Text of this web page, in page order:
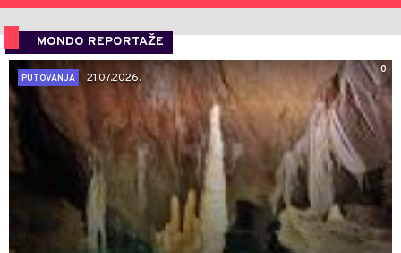
MONDO REPORTAŽE
0
PUTOVANJA
21.07.2026.